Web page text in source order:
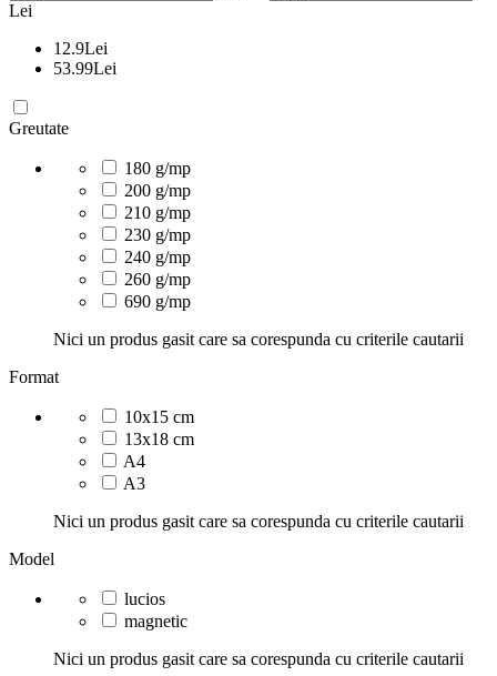
Lei
12.9Lei
53.99Lei
Greutate
180 g/mp
200 g/mp
210 g/mp
230 g/mp
240 g/mp
260 g/mp
690 g/mp
Nici un produs gasit care sa corespunda cu criterile cautarii
Format
10x15 cm
13x18 cm
A4
A3
Nici un produs gasit care sa corespunda cu criterile cautarii
Model
lucios
magnetic
Nici un produs gasit care sa corespunda cu criterile cautarii